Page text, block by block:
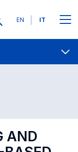
Lingue
EN IT
Contatti
Open
AND